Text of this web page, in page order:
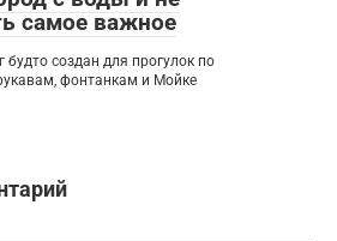
самое важное
будто создан для прогулок по
фонтанкам и Мойке